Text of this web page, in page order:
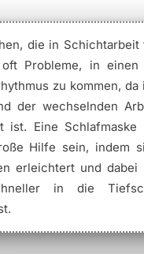
die in Schichtarbeit
Probleme, in einen
zu kommen, da
der wechselnden
ist. Eine Schlafmaske
Hilfe sein, indem
erleichtert und dabei
in die